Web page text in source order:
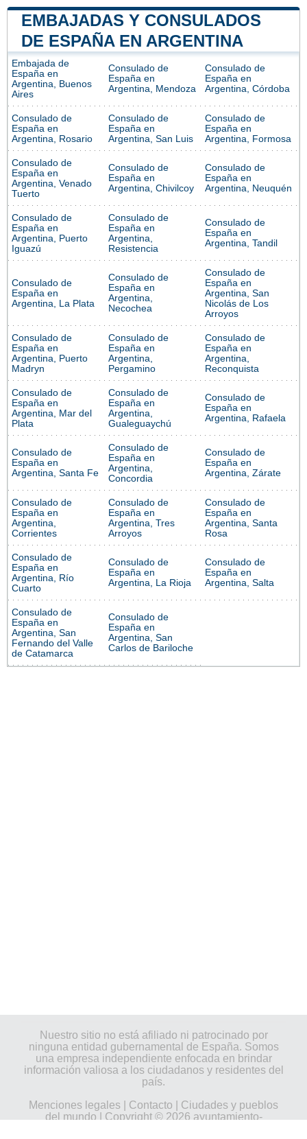
EMBAJADAS Y CONSULADOS
DE ESPAÑA EN ARGENTINA
Embajada de
España en
Argentina, Buenos
Aires
Consulado de
España en
Argentina, Mendoza
Consulado de
España en
Argentina, Córdoba
Consulado de
España en
Argentina, Rosario
Consulado de
España en
Argentina, San Luis
Consulado de
España en
Argentina, Formosa
Consulado de
España en
Argentina, Venado
Tuerto
Consulado de
España en
Argentina, Chivilcoy
Consulado de
España en
Argentina, Neuquén
Consulado de
España en
Argentina, Puerto
Iguazú
Consulado de
España en
Argentina,
Resistencia
Consulado de
España en
Argentina, Tandil
Consulado de
España en
Argentina, La Plata
Consulado de
España en
Argentina,
Necochea
Consulado de
España en
Argentina, San
Nicolás de Los
Arroyos
Consulado de
España en
Argentina, Puerto
Madryn
Consulado de
España en
Argentina,
Pergamino
Consulado de
España en
Argentina,
Reconquista
Consulado de
España en
Argentina, Mar del
Plata
Consulado de
España en
Argentina,
Gualeguaychú
Consulado de
España en
Argentina, Rafaela
Consulado de
España en
Argentina, Santa Fe
Consulado de
España en
Argentina,
Concordia
Consulado de
España en
Argentina, Zárate
Consulado de
España en
Argentina,
Corrientes
Consulado de
España en
Argentina, Tres
Arroyos
Consulado de
España en
Argentina, Santa
Rosa
Consulado de
España en
Argentina, Río
Cuarto
Consulado de
España en
Argentina, La Rioja
Consulado de
España en
Argentina, Salta
Consulado de
España en
Argentina, San
Fernando del Valle
de Catamarca
Consulado de
España en
Argentina, San
Carlos de Bariloche
Nuestro sitio no está afiliado ni patrocinado por
ninguna entidad gubernamental de España. Somos
una empresa independiente enfocada en brindar
información valiosa a los ciudadanos y residentes del
país.
Menciones legales
Contacto
Ciudades y pueblos
del mundo| Copyright © 2026 ayuntamiento-